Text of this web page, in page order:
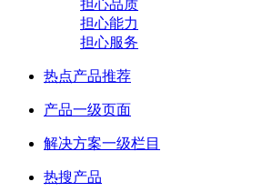
担心品质
担心能力
担心服务
热点产品推荐
产品一级页面
解决方案一级栏目
热搜产品